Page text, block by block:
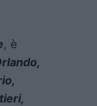
, è